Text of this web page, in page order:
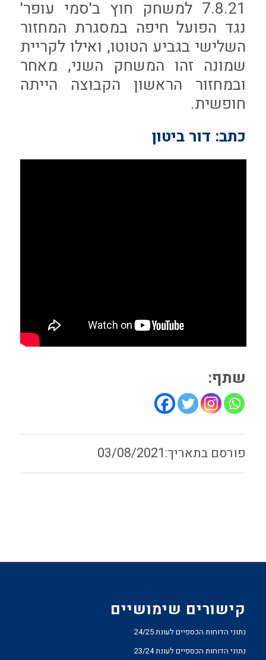
7.8.21 למשחק חוץ ב'סמי עופר'
נגד הפועל חיפה במסגרת המחזור
השלישי בגביע הטוטו, ואילו לקריית
שמונה זהו המשחק השני, מאחר
ובמחזור הראשון הקבוצה הייתה
חופשית.
כתב: דור ביטון
שתף:
03/08/2021
קישורים שימושיים
נתוני הדוחות הכספיים לעונת 24/25
נתוני הדוחות הכספיים לעונת 23/24